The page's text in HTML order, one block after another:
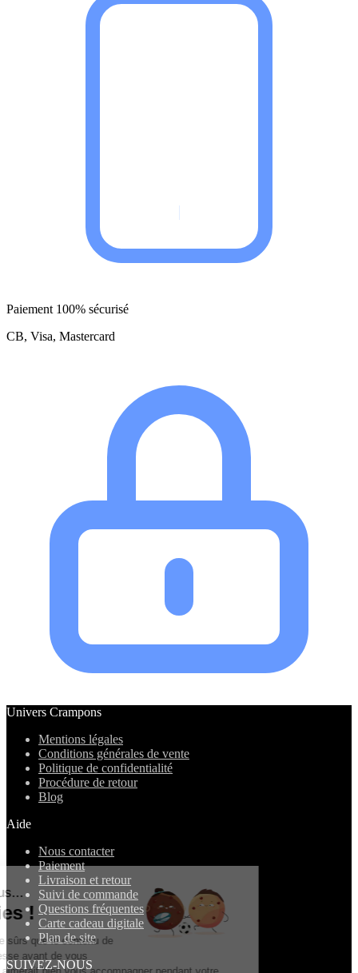
Salut c'est nous...
les Cookies !
On a attendu d'être sûrs que le contenu de
ce site vous intéresse avant de vous
déranger, mais on aimerait bien vous accompagner pendant votre
Paiement 100% sécurisé
CB, Visa, Mastercard
Univers Crampons
Mentions légales
Conditions générales de vente
Politique de confidentialité
Procédure de retour
Blog
Aide
Nous contacter
Paiement
Livraison et retour
Suivi de commande
Questions fréquentes
Carte cadeau digitale
Plan de site
SUIVEZ-NOUS